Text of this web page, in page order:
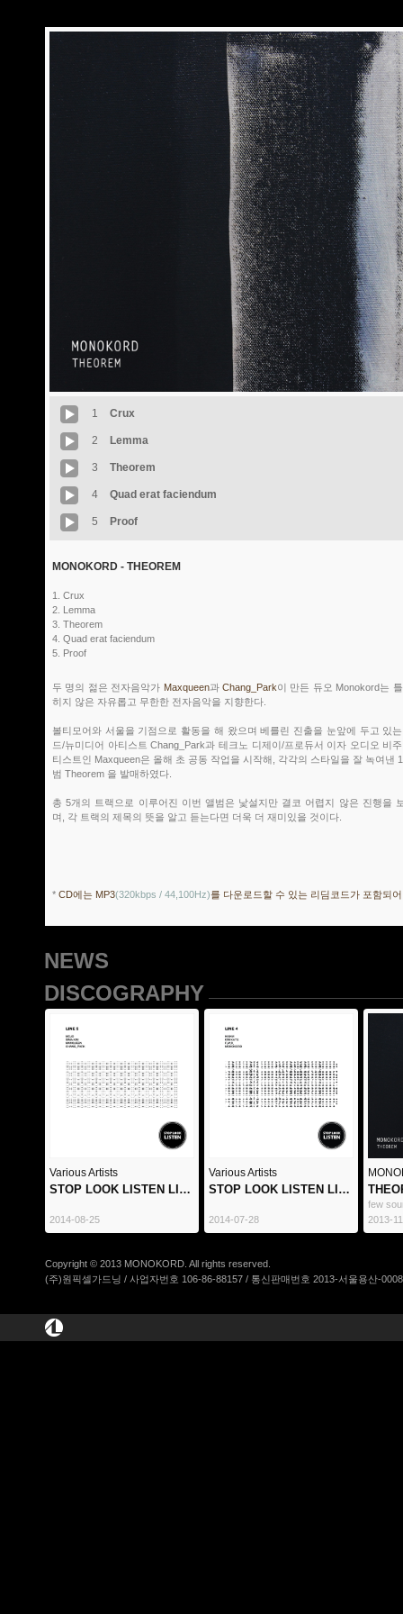
1 Crux
2 Lemma
3 Theorem
4 Quad erat faciendum
5 Proof
MONOKORD - THEOREM
1. Crux
2. Lemma
3. Theorem
4. Quad erat faciendum
5. Proof
두 명의 젊은 전자음악가 Maxqueen과Chang_Park이 만든 듀오 Monokord는
히지 않은 자유롭고 무한한 전자음악을 지향한다.
볼티모어와 서울을 기점으로 활동을 해 왔으며 베를린 진출을 눈앞에 두고 있
드/뉴미디어 아티스트 Chang_Park과 테크노 디제이/프로듀서 이자 오디오 비
티스트인 Maxqueen은 올해 초 공동 작업을 시작해, 각각의 스타일을 잘 녹여낸
범 Theorem 을 발매하였다.
총 5개의 트랙으로 이루어진 이번 앨범은 낯설지만 결코 어렵지 않은 진행을
며, 각 트랙의 제목의 뜻을 알고 듣는다면 더욱 더 재미있을 것이다.
* CD에는 MP3(320kbps / 44,100Hz)를 다운로드할 수 있는 리딤코드가 포함되
NEWS
DISCOGRAPHY
Various Artists
STOP LOOK LISTEN LINE5
2014-08-25
Various Artists
STOP LOOK LISTEN LINE4
2014-07-28
few
2013-
Copyright © 2013 MONOKORD. All rights reserved.
(주)원픽셀가드닝 / 사업자번호 106-86-88157 / 통신판매번호 2013-서울용산-